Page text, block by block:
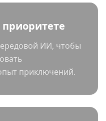
ИИ, чтобы
приключений.